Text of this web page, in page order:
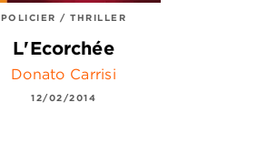
POLICIER / THRILLER
L'Ecorchée
Donato Carrisi
12/02/2014